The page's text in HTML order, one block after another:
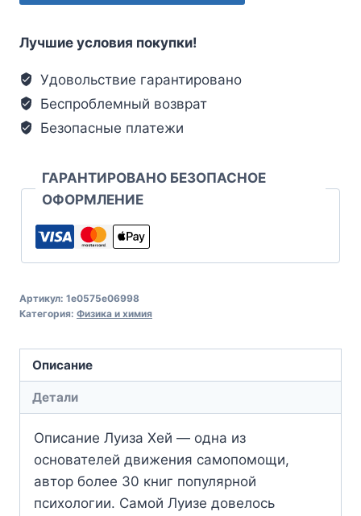
Лучшие условия покупки!
Удовольствие гарантировано
Беспроблемный возврат
Безопасные платежи
ГАРАНТИРОВАНО БЕЗОПАСНОЕ
ОФОРМЛЕНИЕ
Артикул: 1e0575e06998
Категория: Физика и химия
Описание
Детали
Описание Луиза Хей — одна из
основателей движения самопомощи,
автор более 30 книг популярной
психологии. Самой Луизе довелось